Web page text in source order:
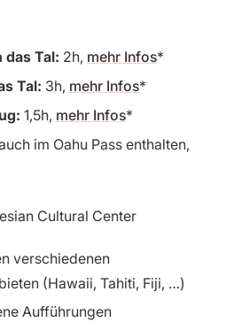
das Tal: 2h, mehr Infos
Tal: 3h, mehr Infos
1,5h, mehr Infos
im Oahu Pass enthalten,
Cultural Center
verschiedenen
(Hawaii, Tahiti, Fiji, …)
Aufführungen